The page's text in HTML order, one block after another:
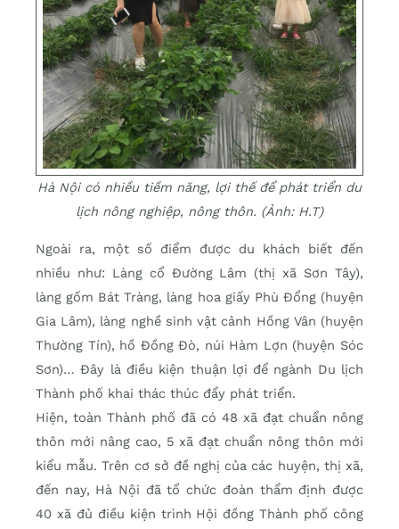
Hà Nội có nhiều tiềm năng, lợi thế để phát triển du
lịch nông nghiệp, nông thôn. (Ảnh: H.T)
Ngoài ra, một số điểm được du khách biết đến
nhiều như: Làng cổ Đường Lâm (thị xã Sơn Tây),
làng gốm Bát Tràng, làng hoa giấy Phù Đổng (huyện
Gia Lâm), làng nghề sinh vật cảnh Hồng Vân (huyện
Thường Tín), hồ Đồng Đò, núi Hàm Lợn (huyện Sóc
Sơn)… Đây là điều kiện thuận lợi để ngành Du lịch
Thành phố khai thác thúc đẩy phát triển.
Hiện, toàn Thành phố đã có 48 xã đạt chuẩn nông
thôn mới nâng cao, 5 xã đạt chuẩn nông thôn mới
kiểu mẫu. Trên cơ sở đề nghị của các huyện, thị xã,
đến nay, Hà Nội đã tổ chức đoàn thẩm định được
40 xã đủ điều kiện trình Hội đồng Thành phố công